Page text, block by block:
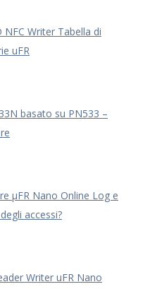
NFC Writer Tabella di
uFR
basato su PN533 –
μFR Nano Online Log e
accessi?
Writer uFR Nano